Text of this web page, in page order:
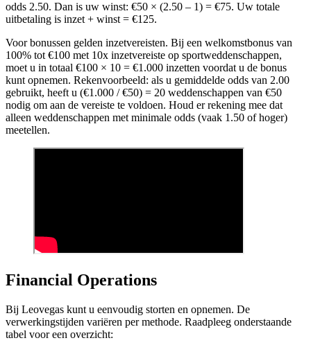
odds 2.50. Dan is uw winst: €50 × (2.50 – 1) = €75. Uw totale
uitbetaling is inzet + winst = €125.
Voor bonussen gelden inzetvereisten. Bij een welkomstbonus van
100% tot €100 met 10x inzetvereiste op sportweddenschappen,
moet u in totaal €100 × 10 = €1.000 inzetten voordat u de bonus
kunt opnemen. Rekenvoorbeeld: als u gemiddelde odds van 2.00
gebruikt, heeft u (€1.000 / €50) = 20 weddenschappen van €50
nodig om aan de vereiste te voldoen. Houd er rekening mee dat
alleen weddenschappen met minimale odds (vaak 1.50 of hoger)
meetellen.
Financial Operations
Bij Leovegas kunt u eenvoudig storten en opnemen. De
verwerkingstijden variëren per methode. Raadpleeg onderstaande
tabel voor een overzicht: